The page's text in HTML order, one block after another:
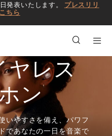
発表いたします。 プレスリリ
ちら
ヤレス
ン
いやすさを備え、パワフ
であなたの一日を音楽で